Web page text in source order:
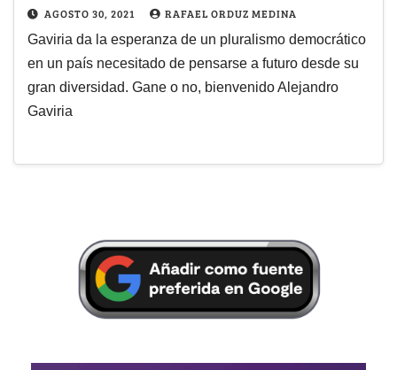
AGOSTO 30, 2021 RAFAEL ORDUZ MEDINA
Gaviria da la esperanza de un pluralismo democrático
en un país necesitado de pensarse a futuro desde su
gran diversidad. Gane o no, bienvenido Alejandro
Gaviria